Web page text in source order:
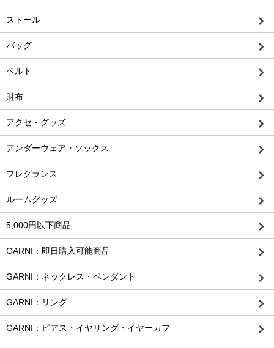
ストール
バッグ
ベルト
財布
アクセ・グッズ
アンダーウェア・ソックス
フレグランス
ルームグッズ
5,000円以下商品
GARNI：即日購入可能商品
GARNI：ネックレス・ペンダント
GARNI：リング
GARNI：ピアス・イヤリング・イヤーカフ